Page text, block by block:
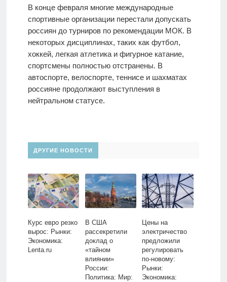
В конце февраля многие международные
спортивные организации перестали допускать
россиян до турниров по рекомендации МОК. В
некоторых дисциплинах, таких как футбол,
хоккей, легкая атлетика и фигурное катание,
спортсмены полностью отстранены. В
автоспорте, велоспорте, теннисе и шахматах
россияне продолжают выступления в
нейтральном статусе.
ДРУГИЕ НОВОСТИ
Курс евро резко
вырос: Рынки:
Экономика:
Lenta.ru
В США
рассекретили
доклад о
«тайном
влиянии»
России:
Политика: Мир:
Цены на
электричество
предложили
регулировать
по-новому:
Рынки:
Экономика: